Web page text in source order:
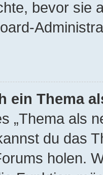
bevor sie
ein Thema
„Thema als
du das
holen.